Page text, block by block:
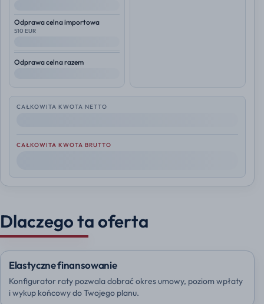
Odprawa celna importowa
510 EUR
Odprawa celna razem
CAŁKOWITA KWOTA NETTO
CAŁKOWITA KWOTA BRUTTO
Dlaczego ta oferta
Elastyczne finansowanie
Konfigurator raty pozwala dobrać okres umowy, poziom wpłaty
i wykup końcowy do Twojego planu.